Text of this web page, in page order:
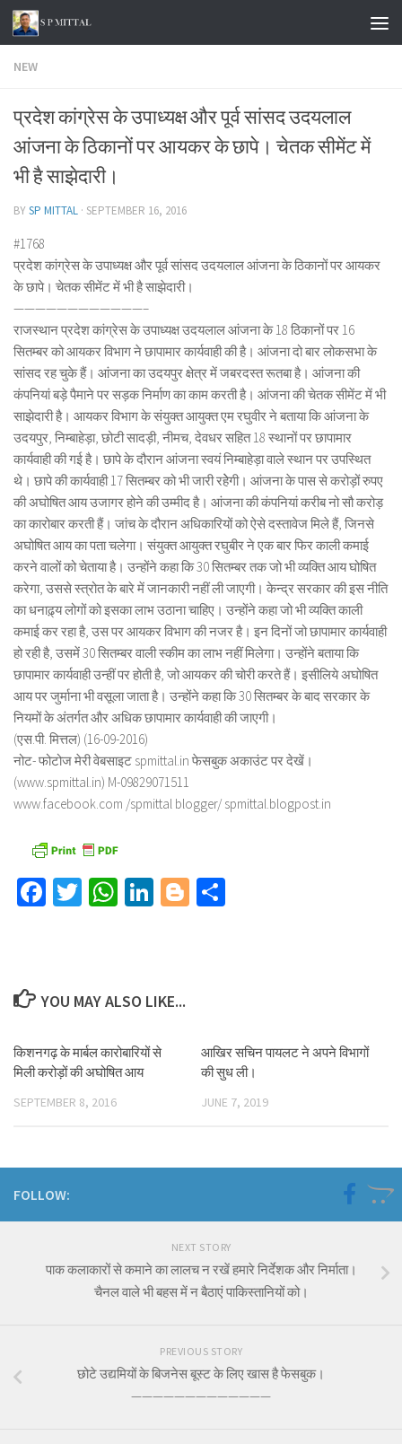
Skip to content
NEW
प्रदेश कांग्रेस के उपाध्यक्ष और पूर्व सांसद उदयलाल
आंजना के ठिकानों पर आयकर के छापे। चेतक सीमेंट में
भी है साझेदारी।
BYSP MITTAL · SEPTEMBER 16, 2016
#1768
प्रदेश कांग्रेस के उपाध्यक्ष और पूर्व सांसद उदयलाल आंजना के ठिकानों पर आयकर
के छापे। चेतक सीमेंट में भी है साझेदारी।
————————————–
राजस्थान प्रदेश कांग्रेस के उपाध्यक्ष उदयलाल आंजना के 18 ठिकानों पर 16
सितम्बर को आयकर विभाग ने छापामार कार्यवाही की है। आंजना दो बार लोकसभा के
सांसद रह चुके हैं। आंजना का उदयपुर क्षेत्र में जबरदस्त रूतबा है। आंजना की
कंपनियां बड़े पैमाने पर सड़क निर्माण का काम करती है। आंजना की चेतक सीमेंट में भी
साझेदारी है। आयकर विभाग के संयुक्त आयुक्त एम रघुवीर ने बताया कि आंजना के
उदयपुर, निम्बाहेड़ा, छोटी सादड़ी, नीमच, देवधर सहित 18 स्थानों पर छापामार
कार्यवाही की गई है। छापे के दौरान आंजना स्वयं निम्बाहेड़ा वाले स्थान पर उपस्थित
थे। छापे की कार्यवाही 17 सितम्बर को भी जारी रहेेगी। आंजना के पास से करोड़ों रुपए
की अघोषित आय उजागर होने की उम्मीद है। आंजना की कंपनियां करीब नो सौ करोड़
का कारोबार करती हैं। जांच के दौरान अधिकारियों को ऐसे दस्तावेज मिले हैं, जिनसे
अघोषित आय का पता चलेगा। संयुक्त आयुक्त रघुबीर ने एक बार फिर काली कमाई
करने वालों को चेताया है। उन्होंने कहा कि 30 सितम्बर तक जो भी व्यक्ति आय घोषित
करेगा, उससे स्त्रोत के बारे में जानकारी नहीं ली जाएगी। केन्द्र सरकार की इस नीति
का धनाढ़्य लोगों को इसका लाभ उठाना चाहिए। उन्होंने कहा जो भी व्यक्ति काली
कमाई कर रहा है, उस पर आयकर विभाग की नजर है। इन दिनों जो छापामार कार्यवाही
हो रही है, उसमें 30 सितम्बर वाली स्कीम का लाभ नहीं मिलेगा। उन्होंने बताया कि
छापामार कार्यवाही उन्हीं पर होती है, जो आयकर की चोरी करते हैं। इसीलिये अघोषित
आय पर जुर्माना भी वसूला जाता है। उन्होंने कहा कि 30 सितम्बर के बाद सरकार के
नियमों के अंतर्गत और अधिक छापामार कार्यवाही की जाएगी।
(एस.पी. मित्तल) (16-09-2016)
नोट- फोटोज मेरी वेबसाइट spmittal.in फेसबुक अकाउंट पर देखें।
(www.spmittal.in) M-09829071511
www.facebook.com /spmittal blogger/ spmittal.blogpost.in
Facebook
TwitterWhatsApp
LinkedIn
Blogger
YOU MAY ALSO LIKE...
किशनगढ़ के मार्बल कारोबारियों से
मिली करोड़ों की अघोषित आय
SEPTEMBER 8, 2016
आखिर सचिन पायलट ने अपने विभागों
की सुध ली।
JUNE 7, 2019
FOLLOW:
NEXT STORY
पाक कलाकारों से कमाने का लालच न रखें हमारे निर्देशक और निर्माता।
चैनल वाले भी बहस में न बैठाएं पाकिस्तानियों को।
PREVIOUS STORY
छोटे उद्यमियों के बिजनेस बूस्ट के लिए खास है फेसबुक।
—————————————